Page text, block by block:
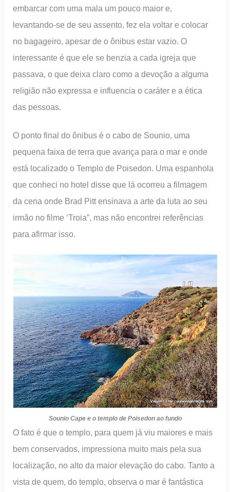
embarcar com uma mala um pouco maior e,
levantando-se de seu assento, fez ela voltar e colocar
no bagageiro, apesar de o ônibus estar vazio. O
interessante é que ele se benzia a cada igreja que
passava, o que deixa claro como a devoção a alguma
religião não expressa e influencia o caráter e a ética
das pessoas.
O ponto final do ônibus é o cabo de Sounio, uma
pequena faixa de terra que avança para o mar e onde
está localizado o Templo de Poisedon. Uma espanhola
que conheci no hotel disse que lá ocorreu a filmagem
da cena onde Brad Pitt ensinava a arte da luta ao seu
irmão no filme ‘Troia”, mas não encontrei referências
para afirmar isso.
Sounio Cape e o templo de Poisedon ao fundo
O fato é que o templo, para quem já viu maiores e mais
bem conservados, impressiona muito mais pela sua
localização, no alto da maior elevação do cabo. Tanto a
vista de quem, do templo, observa o mar é fantástica